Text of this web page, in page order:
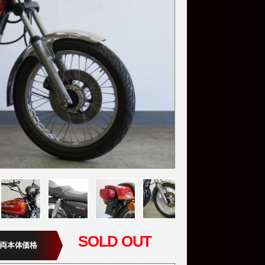
本体価格 SOLD OUT